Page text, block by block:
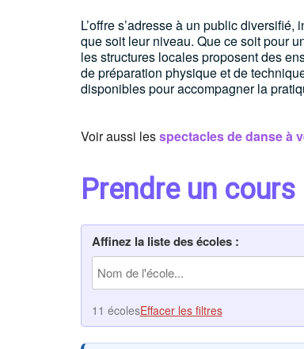
L’offre s’adresse à un public
que soit leur niveau. Que ce soit pour
les structures locales proposent des
de préparation physique et de
disponibles pour accompagner la
Voir aussi lesspectacles de danse à
Prendre un
Affinez la liste des écoles :
11 écolesEffacer les filtres